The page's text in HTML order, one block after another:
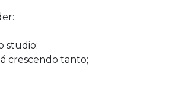
studio;
crescendo tanto;